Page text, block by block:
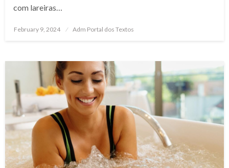
com lareiras…
Posted
February 9, 2024 Adm Portal dos Textos